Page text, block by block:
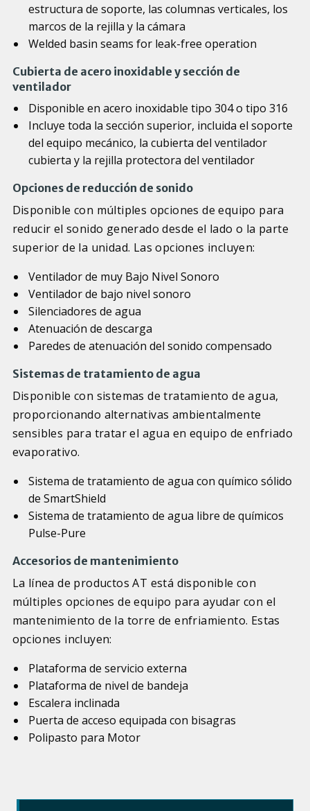
estructura de soporte, las columnas verticales, los
marcos de la rejilla y la cámara
Welded basin seams for leak-free operation
Cubierta de acero inoxidable y sección de
ventilador
Disponible en acero inoxidable tipo 304 o tipo 316
Incluye toda la sección superior, incluida el soporte
del equipo mecánico, la cubierta del ventilador
cubierta y la rejilla protectora del ventilador
Opciones de reducción de sonido
Disponible con múltiples opciones de equipo para
reducir el sonido generado desde el lado o la parte
superior de la unidad. Las opciones incluyen:
Ventilador de muy Bajo Nivel Sonoro
Ventilador de bajo nivel sonoro
Silenciadores de agua
Atenuación de descarga
Paredes de atenuación del sonido compensado
Sistemas de tratamiento de agua
Disponible con sistemas de tratamiento de agua,
proporcionando alternativas ambientalmente
sensibles para tratar el agua en equipo de enfriado
evaporativo.
Sistema de tratamiento de agua con químico sólido
de SmartShield
Sistema de tratamiento de agua libre de químicos
Pulse-Pure
Accesorios de mantenimiento
La línea de productos AT está disponible con
múltiples opciones de equipo para ayudar con el
mantenimiento de la torre de enfriamiento. Estas
opciones incluyen:
Plataforma de servicio externa
Plataforma de nivel de bandeja
Escalera inclinada
Puerta de acceso equipada con bisagras
Polipasto para Motor